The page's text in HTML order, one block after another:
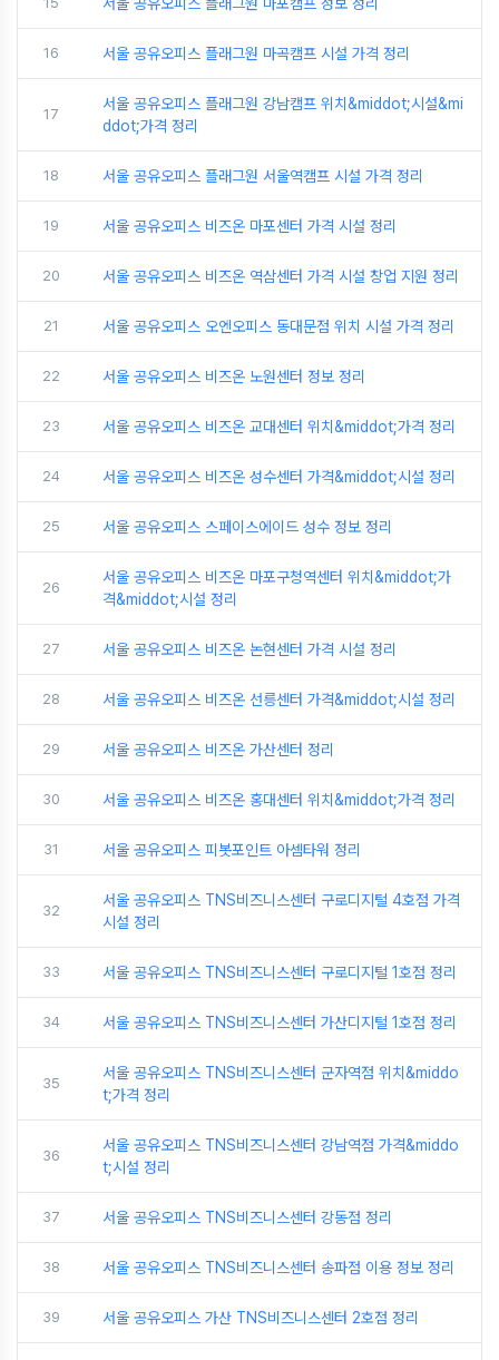
16 서울 공유오피스 플래그원 마곡캠프 시설 가격 정리
17
서울 공유오피스 플래그원 강남캠프 위치&middot;시설&mi
ddot;가격 정리
18 서울 공유오피스 플래그원 서울역캠프 시설 가격 정리
19 서울 공유오피스 비즈온 마포센터 가격 시설 정리
20 서울 공유오피스 비즈온 역삼센터 가격 시설 창업 지원 정리
21 서울 공유오피스 오엔오피스 동대문점 위치 시설 가격 정리
22 서울 공유오피스 비즈온 노원센터 정보 정리
23 서울 공유오피스 비즈온 교대센터 위치&middot;가격 정리
24 서울 공유오피스 비즈온 성수센터 가격&middot;시설 정리
25 서울 공유오피스 스페이스에이드 성수 정보 정리
26
서울 공유오피스 비즈온 마포구청역센터 위치&middot;가
격&middot;시설 정리
27 서울 공유오피스 비즈온 논현센터 가격 시설 정리
28 서울 공유오피스 비즈온 선릉센터 가격&middot;시설 정리
29 서울 공유오피스 비즈온 가산센터 정리
30 서울 공유오피스 비즈온 홍대센터 위치&middot;가격 정리
31 서울 공유오피스 피봇포인트 아셈타워 정리
32
서울 공유오피스 TNS비즈니스센터 구로디지털 4호점 가격
시설 정리
33 서울 공유오피스 TNS비즈니스센터 구로디지털 1호점 정리
34 서울 공유오피스 TNS비즈니스센터 가산디지털 1호점 정리
35
서울 공유오피스 TNS비즈니스센터 군자역점 위치&middo
t;가격 정리
36
서울 공유오피스 TNS비즈니스센터 강남역점 가격&middo
t;시설 정리
37 서울 공유오피스 TNS비즈니스센터 강동점 정리
38 서울 공유오피스 TNS비즈니스센터 송파점 이용 정보 정리
39 서울 공유오피스 가산 TNS비즈니스센터 2호점 정리